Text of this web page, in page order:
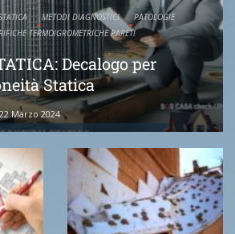
METODI DIAGNOSTICI
PATOLOGIE
TERMOIGROMETRICHE PARETI
Decalogo per
Statica
22 Marzo 2024